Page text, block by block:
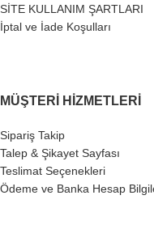
SİTE KULLANIM ŞARTLARI
İptal ve İade Koşulları
MÜŞTERI HIZMETLERI
Sipariş Takip
Talep & Şikayet Sayfası
Teslimat Seçenekleri
Ödeme ve Banka Hesap